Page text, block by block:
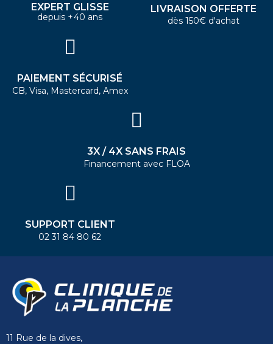
EXPERT GLISSE
depuis +40 ans
LIVRAISON OFFERTE
dès 150€ d'achat
PAIEMENT SÉCURISÉ
CB, Visa, Mastercard, Amex
3X / 4X SANS FRAIS
Financement avec FLOA
SUPPORT CLIENT
02 31 84 80 62
11 Rue de la dives,